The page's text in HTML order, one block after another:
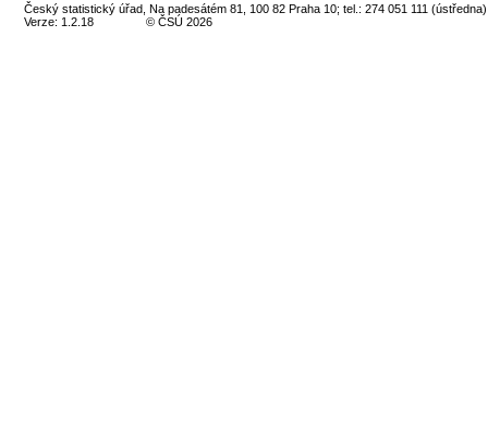
Český statistický úřad, Na padesátém 81, 100 82 Praha 10; tel.: 274 051 111 (ústředna)
Verze: 1.2.18
© ČSÚ 2026